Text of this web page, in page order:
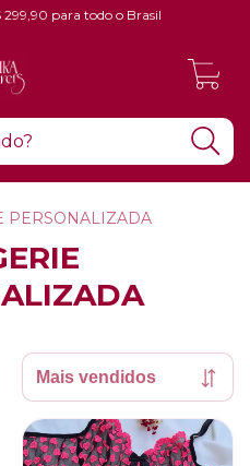
para todo o Brasil
PERSONALIZADA